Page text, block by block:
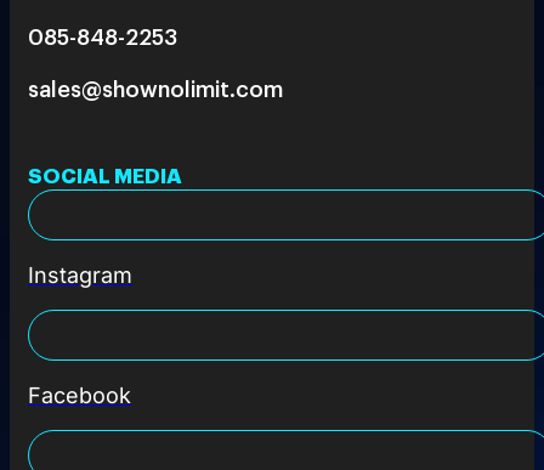
085-848-2253
sales@shownolimit.com
SOCIAL MEDIA
Instagram
Facebook